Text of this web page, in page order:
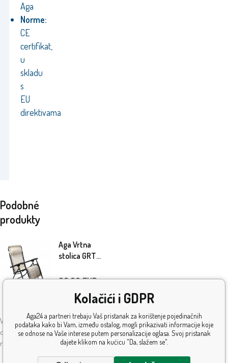
Aga
Norme:
CE
certifikat,
u
skladu
s
EU
direktivama
Podobné
produkty
Aga Vrtna
stolica GRT
Vrtna podesiva stolica s čvrstim metalnim
okvirom obloženim prahom, u
modernom dizajnu, namijenjena za
vrtove, terase, balkone ili plaže.
Na
lageru
36.60EUR
Kolačići i GDPR
Aga24 a partneri trebaju Vaš pristanak za korištenje pojedinačnih
podataka kako bi Vam, između ostalog, mogli prikazivati informacije koje
se odnose na Vaše interese putem personalizacije oglasa. Svoj pristanak
dajete klikom na kućicu "Da, slažem se".